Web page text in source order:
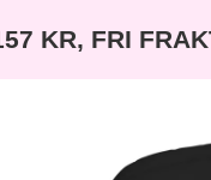
KR, FRI